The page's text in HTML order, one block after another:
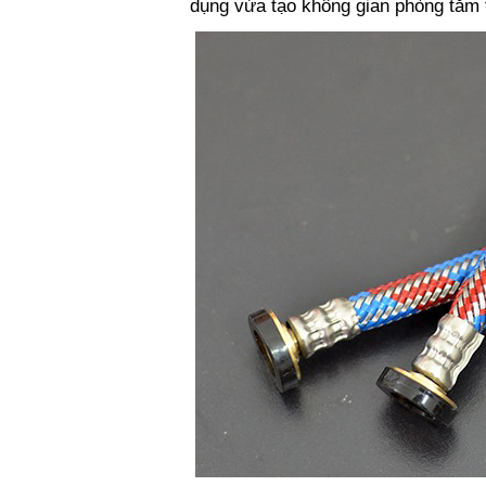
dụng vừa tạo không gian phòng